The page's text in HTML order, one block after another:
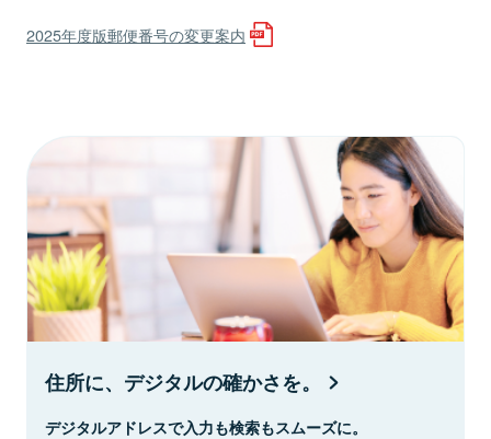
2025年度版郵便番号の変更案内
住所に、デジタルの確かさを。
デジタルアドレスで入力も検索もスムーズに。